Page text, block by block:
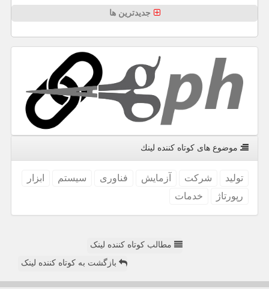
جدیدترین ها
موضوع های كوتاه كننده لینك
تولید شركت آزمایش فناوری سیستم
ابزار
رپورتاژ
خدمات
مطالب کوتاه کننده لینک
بازگشت به کوتاه کننده لینک